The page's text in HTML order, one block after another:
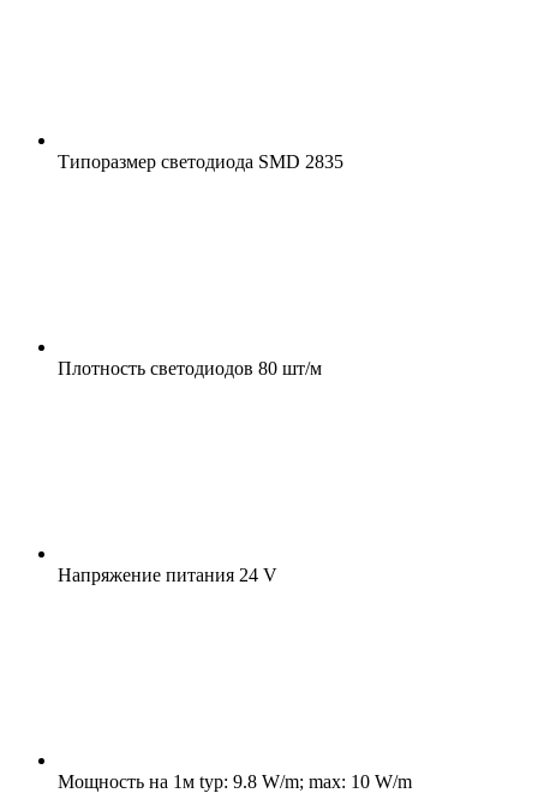
Типоразмер светодиода SMD 2835
Плотность светодиодов 80 шт/м
Напряжение питания 24 V
Мощность на 1м typ: 9.8 W/m; max: 10 W/m